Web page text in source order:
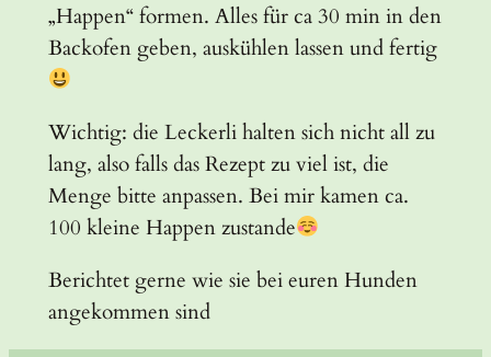
„Happen“ formen. Alles für ca 30 min in den
Backofen geben, auskühlen lassen und fertig
Wichtig: die Leckerli halten sich nicht all zu
lang, also falls das Rezept zu viel ist, die
Menge bitte anpassen. Bei mir kamen ca.
100 kleine Happen zustande
Berichtet gerne wie sie bei eurenHunden
angekommen sind